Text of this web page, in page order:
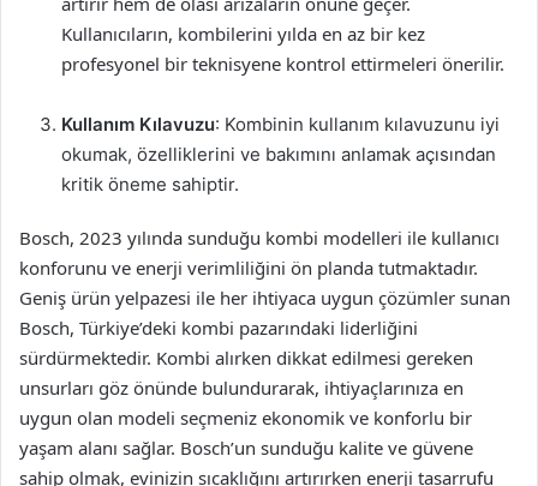
Kullanıcıların, kombilerini yılda en az bir kez
profesyonel bir teknisyene kontrol ettirmeleri önerilir.
Kullanım Kılavuzu: Kombinin kullanım kılavuzunu iyi
okumak, özelliklerini ve bakımını anlamak açısından
kritik öneme sahiptir.
Bosch, 2023 yılında sunduğu kombi modelleri ile kullanıcı
konforunu ve enerji verimliliğini ön planda tutmaktadır.
Geniş ürün yelpazesi ile her ihtiyaca uygun çözümler sunan
Bosch, Türkiye’deki kombi pazarındaki liderliğini
sürdürmektedir. Kombi alırken dikkat edilmesi gereken
unsurları göz önünde bulundurarak, ihtiyaçlarınıza en
uygun olan modeli seçmeniz ekonomik ve konforlu bir
yaşam alanı sağlar. Bosch’un sunduğu kalite ve güvene
sahip olmak, evinizin sıcaklığını artırırken enerji tasarrufu